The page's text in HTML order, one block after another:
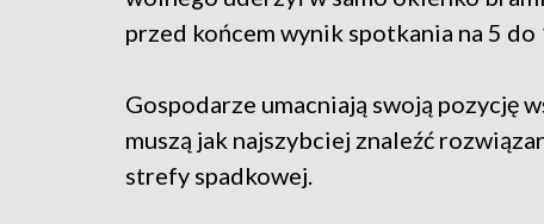
przed końcem wynik spotkania na 5
Gospodarze umacniają swoją pozycję
muszą jak najszybciej znaleźć
strefy spadkowej.